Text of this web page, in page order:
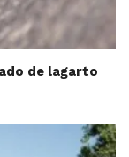
de lagarto